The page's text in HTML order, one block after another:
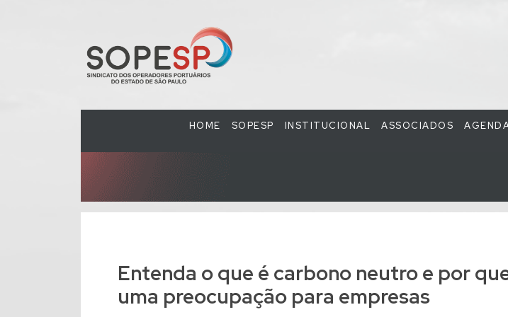
HOME SOPESP INSTITUCIONAL ASSOCIADOS
Entenda o que é carbono neutro e por
uma preocupação para empresas